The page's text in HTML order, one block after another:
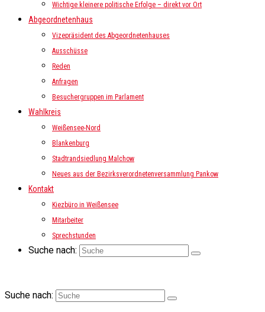
Wichtige kleinere politische Erfolge – direkt vor Ort
Abgeordnetenhaus
Vizepräsident des Abgeordnetenhauses
Ausschüsse
Reden
Anfragen
Besuchergruppen im Parlament
Wahlkreis
Weißensee-Nord
Blankenburg
Stadtrandsiedlung Malchow
Neues aus der Bezirksverordnetenversammlung Pankow
Kontakt
Kiezbüro in Weißensee
Mitarbeiter
Sprechstunden
Suche nach:
Suche nach: